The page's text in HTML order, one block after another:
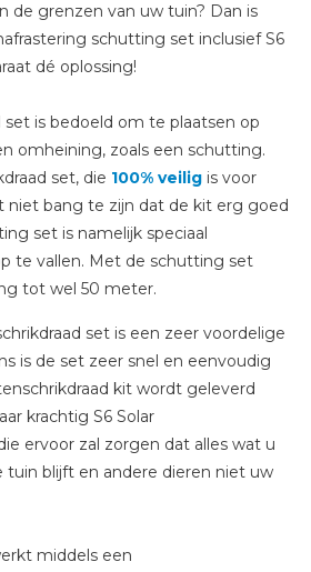
de grenzen van uw tuin? Dan is
schutting set inclusief S6
dé oplossing!
set is bedoeld om te plaatsen op
omheining, zoals een schutting.
set, die 100% veilig is voor
niet bang te zijn dat de kit erg goed
set is namelijk speciaal
te vallen. Met de schutting set
tot wel 50 meter.
set is een zeer voordelige
is de set zeer snel en eenvoudig
kit wordt geleverd
krachtig S6 Solar
ervoor zal zorgen dat alles wat u
tuin blijft en andere dieren niet uw
middels een